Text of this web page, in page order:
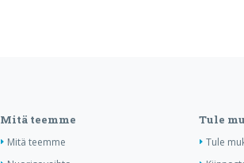
Mitä teemme
Mitä teemme
Tule
Tule